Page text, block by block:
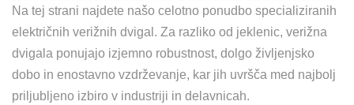
Na tej strani najdete našo celotno ponudbo specializiranih
električnih verižnih dvigal. Za razliko od jeklenic, verižna
dvigala ponujajo izjemno robustnost, dolgo življenjsko
dobo in enostavno vzdrževanje, kar jih uvršča med najbolj
priljubljeno izbiro v industriji in delavnicah.